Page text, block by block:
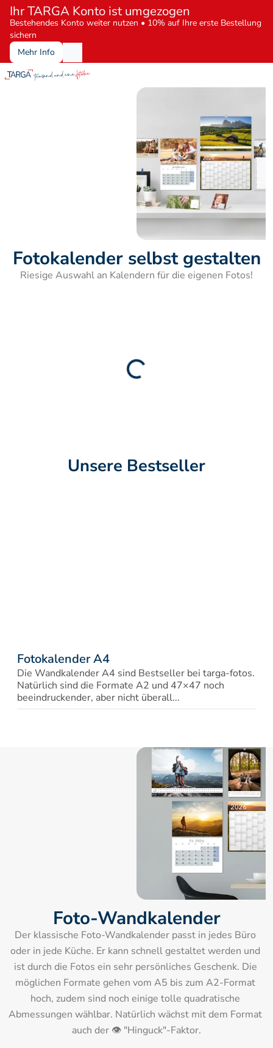
Ihr TARGA Konto ist umgezogen
Bestehendes Konto weiter nutzen • 10% auf Ihre erste Bestellung
sichern
Mehr Info
Fotokalender selbst gestalten
Riesige Auswahl an Kalendern für die eigenen Fotos!
Unsere Bestseller
Fotokalender A4
Die Wandkalender A4 sind Bestseller bei targa-fotos.
Natürlich sind die Formate A2 und 47×47 noch
beeindruckender, aber nicht überall...
Foto-Wandkalender
Der klassische Foto-Wandkalender passt in jedes Büro
oder in jede Küche. Er kann schnell gestaltet werden und
ist durch die Fotos ein sehr persönliches Geschenk. Die
möglichen Formate gehen vom A5 bis zum A2-Format
hoch, zudem sind noch einige tolle quadratische
Abmessungen wählbar. Natürlich wächst mit dem Format
auch der 👁 "Hinguck"-Faktor.